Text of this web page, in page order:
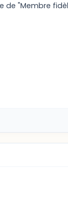
de "Membre